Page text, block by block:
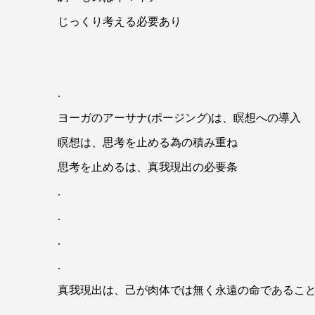
じっくり考える必要あり
.
ヨーガのアーサナ(ポージング)は、瞑想への導入
瞑想は、思考を止める為の積み重ね
思考を止めるは、真我現出の必要条
.
.
.
.
真我現出は、己が肉体では無く永遠の命であるこ